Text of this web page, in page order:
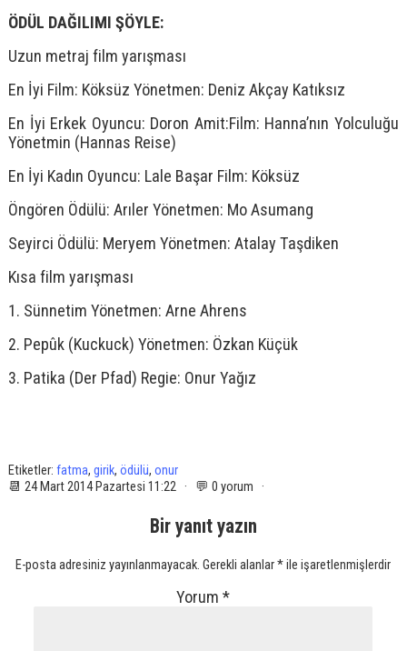
ÖDÜL DAĞILIMI ŞÖYLE:
Uzun metraj film yarışması
En İyi Film: Köksüz Yönetmen: Deniz Akçay Katıksız
En İyi Erkek Oyuncu: Doron Amit:Film: Hanna’nın Yolculuğu
Yönetmin (Hannas Reise)
En İyi Kadın Oyuncu: Lale Başar Film: Köksüz
Öngören Ödülü: Arıler Yönetmen: Mo Asumang
Seyirci Ödülü: Meryem Yönetmen: Atalay Taşdiken
Kısa film yarışması
1. Sünnetim Yönetmen: Arne Ahrens
2. Pepûk (Kuckuck) Yönetmen: Özkan Küçük
3. Patika (Der Pfad) Regie: Onur Yağız
Etiketler: fatma, girik, ödülü, onur
📆 24 Mart 2014 Pazartesi 11:22 · 💬 0 yorum ·
Bir yanıt yazın
E-posta adresiniz yayınlanmayacak. Gerekli alanlar*ile işaretlenmişlerdir
Yorum*